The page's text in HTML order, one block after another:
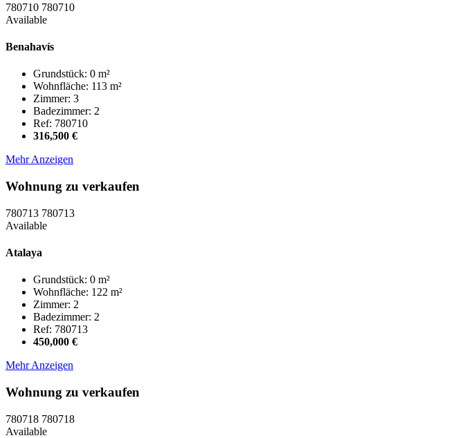
780710 780710
Available
Benahavís
Grundstück: 0 m²
Wohnfläche: 113 m²
Zimmer: 3
Badezimmer: 2
Ref: 780710
316,500 €
Mehr Anzeigen
Wohnung zu verkaufen
780713 780713
Available
Atalaya
Grundstück: 0 m²
Wohnfläche: 122 m²
Zimmer: 2
Badezimmer: 2
Ref: 780713
450,000 €
Mehr Anzeigen
Wohnung zu verkaufen
780718 780718
Available